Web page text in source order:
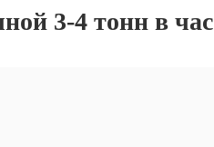
3-4 тонн в час